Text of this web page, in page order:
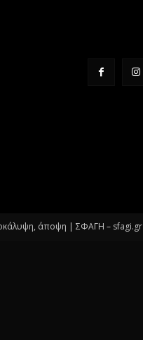
άποψη | ΣΦΑΓΗ – sfagi.gr